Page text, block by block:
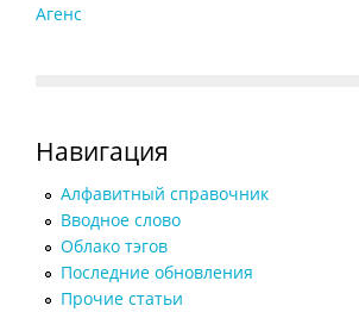
Агенс
Навигация
Алфавитный справочник
Вводное слово
Облако тэгов
Последние обновления
Прочие статьи